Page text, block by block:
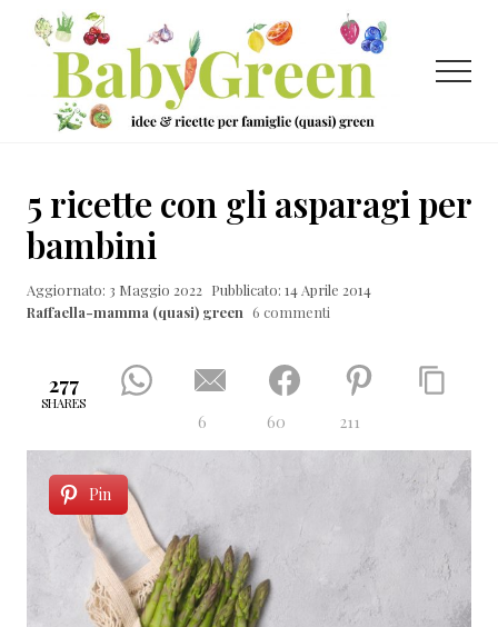
Menu
Passa
contenuto
principale
Passa
laterale
primaria
Passa
ricette
per
famiglie
Menu
5 ricette con gli asparagi per
bambini
Aggiornato: 3 Maggio 2022 Pubblicato: 14 Aprile 2014
Raffaella-mamma (quasi) green 6 commenti
277
SHARES
6 60 211
Pin